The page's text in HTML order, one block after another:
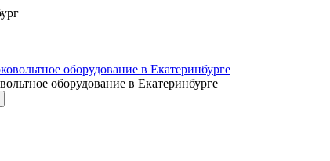
оборудование в Екатеринбурге